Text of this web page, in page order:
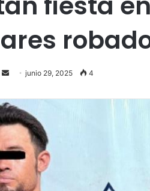
Send
email
junio 29, 2025 4